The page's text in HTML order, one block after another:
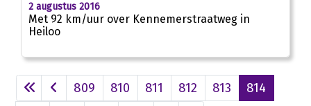
2 augustus 2016
Met 92 km/uur over Kennemerstraatweg in
Heiloo
809 810 811 812 813
814